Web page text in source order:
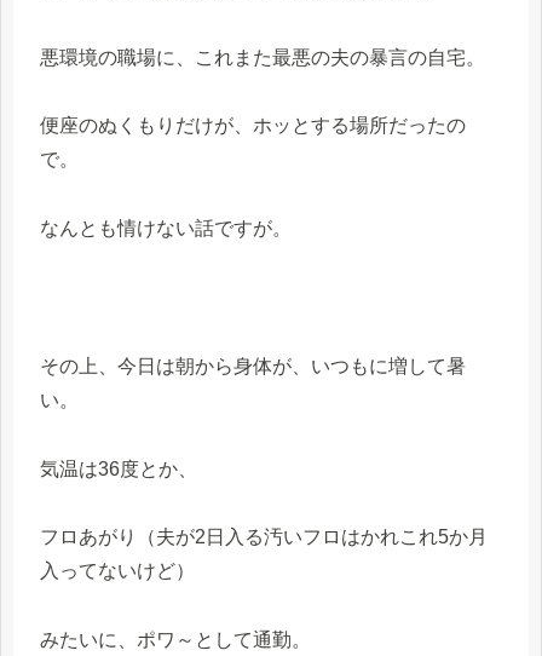
悪環境の職場に、これまた最悪の夫の暴言の自宅。
便座のぬくもりだけが、ホッとする場所だったの
で。
なんとも情けない話ですが。
その上、今日は朝から身体が、いつもに増して暑
い。
気温は36度とか、
フロあがり（夫が2日入る汚いフロはかれこれ5か月
入ってないけど）
みたいに、ポワ～として通勤。